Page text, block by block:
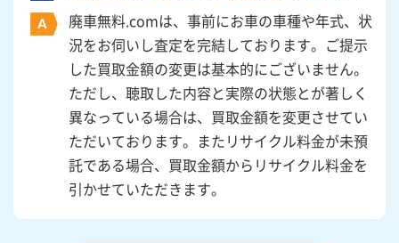
廃車無料.comは、事前にお車の車種や年式、状
況をお伺いし査定を完結しております。ご提示
した買取金額の変更は基本的にございません。
ただし、聴取した内容と実際の状態とが著しく
異なっている場合は、買取金額を変更させてい
ただいております。またリサイクル料金が未預
託である場合、買取金額からリサイクル料金を
引かせていただきます。